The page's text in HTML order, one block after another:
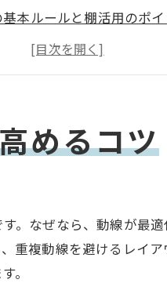
本ルールと棚活用のポイ
便利なグッズで効率化を図
大効果を最大限に引き
られる精神的効果のメリ
倉庫整理の見直しを
業ミスの原因を根本から
レイアウト改善がもたらす
順を標準化し再発防止に
めるコツ
。なぜなら、動線が最
重複動線を避けるレイ
。